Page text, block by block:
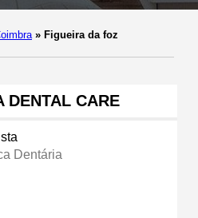
» Figueira da foz
DENTAL CARE
Dentária